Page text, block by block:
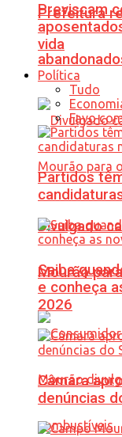
Prefeitura
Divulgado
Mourão
Previscam
vida
Política
Tudo
Favo
Partidos
Saiba
e conheça
2026
Câmara
denúncias